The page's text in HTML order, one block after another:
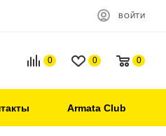
ВОЙТИ
0 0 0
Armata Club